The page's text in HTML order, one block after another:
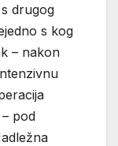
drugog
s kog
– nakon
pod